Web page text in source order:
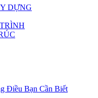
DỰNG
Điều Bạn Cần Biết